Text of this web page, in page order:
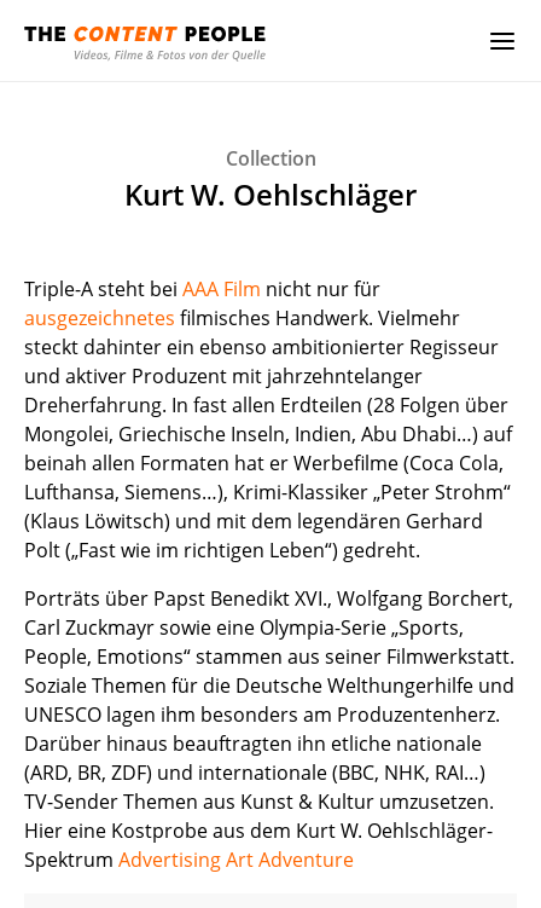
Collection
Kurt W. Oehlschläger
Triple-A steht bei AAA Film nicht nur für
ausgezeichnetes filmisches Handwerk. Vielmehr
steckt dahinter ein ebenso ambitionierter Regisseur
und aktiver Produzent mit jahrzehntelanger
Dreherfahrung. In fast allen Erdteilen (28 Folgen über
Mongolei, Griechische Inseln, Indien, Abu Dhabi…) auf
beinah allen Formaten hat er Werbefilme (Coca Cola,
Lufthansa, Siemens…), Krimi-Klassiker „Peter Strohm“
(Klaus Löwitsch) und mit dem legendären Gerhard
Polt („Fast wie im richtigen Leben“) gedreht.
Porträts über Papst Benedikt XVI., Wolfgang Borchert,
Carl Zuckmayr sowie eine Olympia-Serie „Sports,
People, Emotions“ stammen aus seiner Filmwerkstatt.
Soziale Themen für die Deutsche Welthungerhilfe und
UNESCO lagen ihm besonders am Produzentenherz.
Darüber hinaus beauftragten ihn etliche nationale
(ARD, BR, ZDF) und internationale (BBC, NHK, RAI…)
TV-Sender Themen aus Kunst & Kultur umzusetzen.
Hier eine Kostprobe aus dem Kurt W. Oehlschläger-
Spektrum Advertising Art Adventure